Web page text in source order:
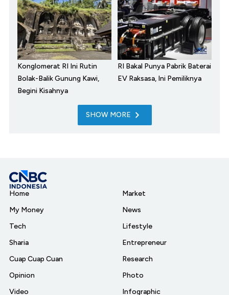
Konglomerat RI Ini Rutin
Bolak-Balik Gunung Kawi,
Begini Kisahnya
RI Bakal Punya Pabrik Baterai
EV Raksasa, Ini Pemiliknya
SHOW MORE
Home
My Money
Tech
Sharia
Cuap Cuap Cuan
Opinion
Video
Market
News
Lifestyle
Entrepreneur
Research
Photo
Infographic